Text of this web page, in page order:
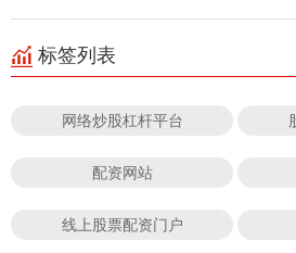
标签列表
网络炒股杠杆平台
配资网站
线上股票配资门户